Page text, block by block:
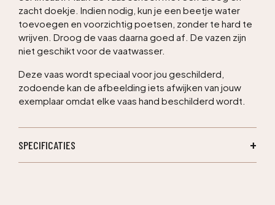
zacht doekje. Indien nodig, kun je een beetje water
toevoegen en voorzichtig poetsen, zonder te hard te
wrijven. Droog de vaas daarna goed af. De vazen zijn
niet geschikt voor de vaatwasser.
Deze vaas wordt speciaal voor jou geschilderd,
zodoende kan de afbeelding iets afwijken van jouw
exemplaar omdat elke vaas hand beschilderd wordt.
SPECIFICATIES